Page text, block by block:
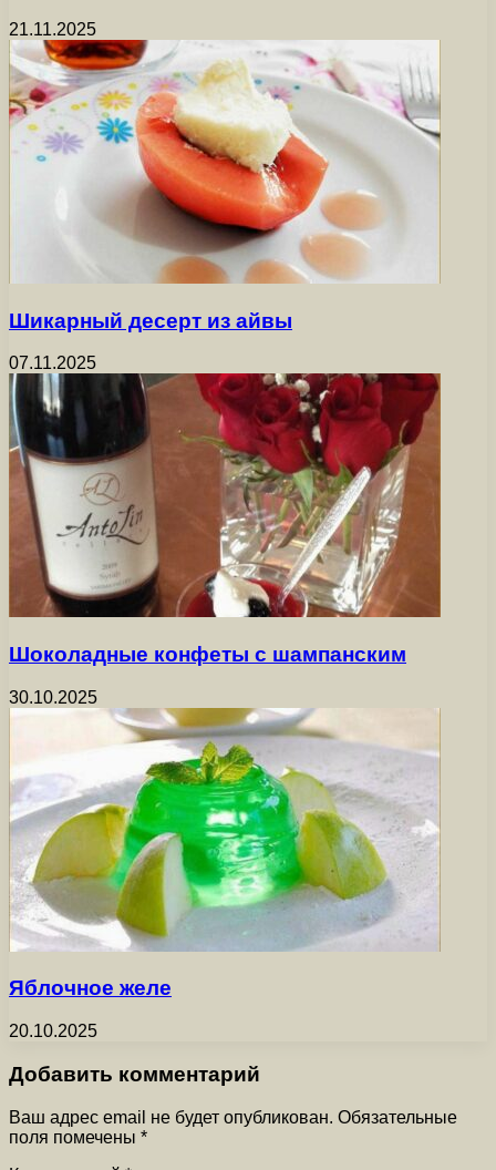
21.11.2025
Шикарный десерт из айвы
07.11.2025
Шоколадные конфеты с шампанским
30.10.2025
Яблочное желе
20.10.2025
Добавить комментарий
Ваш адрес email не будет опубликован. Обязательные
поля помечены *